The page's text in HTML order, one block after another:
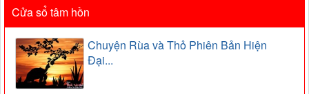
Cửa sổ tâm hồn
Chuyện Rùa và Thỏ Phiên Bản Hiện
Đại...